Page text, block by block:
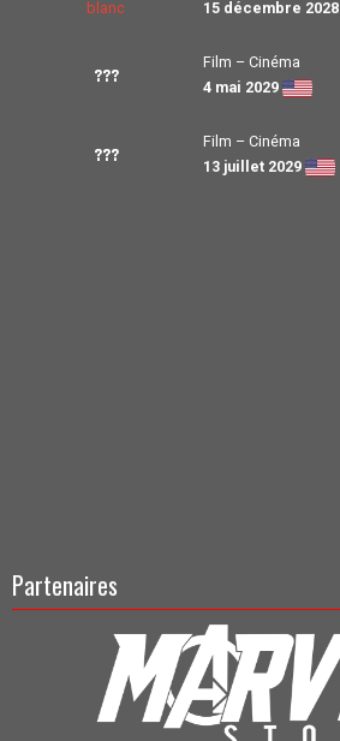
15 décembre 2028
???
Film – Cinéma
4 mai 2029
???
Film – Cinéma
13 juillet 2029
Partenaires